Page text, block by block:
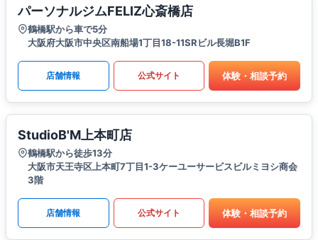
パーソナルジムFELIZ心斎橋店
鶴橋駅から車で5分
大阪府大阪市中央区南船場1丁目18-11SRビル長堀B1F
店舗情報 公式サイト 体験・相談予約
StudioB'M上本町店
鶴橋駅から徒歩13分
大阪市天王寺区上本町7丁目1-3ケーユーサービスビルミヨシ商会
3階
店舗情報 公式サイト 体験・相談予約